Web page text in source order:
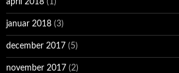
april 2018 (1)
januar 2018 (3)
december 2017 (5)
november 2017 (2)